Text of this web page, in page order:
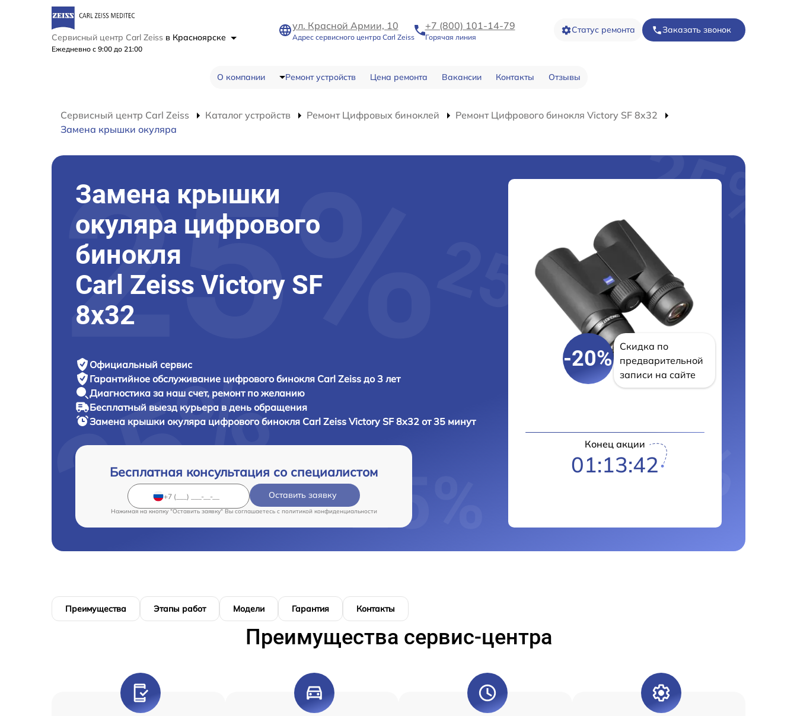
Сервисный центр Carl Zeiss в Красноярске
Ежедневно с 9:00 до 21:00
ул. Красной Армии, 10
Адрес сервисного центра Carl Zeiss
+7 (800) 101-14-79
Горячая линия
Статус ремонта Заказать звонок
О компании Ремонт устройств Цена ремонта Вакансии Контакты Отзывы
Сервисный центр Carl Zeiss Каталог устройств Ремонт Цифровых биноклей
Ремонт Цифрового бинокля Victory SF 8x32
Замена крышки окуляра
Замена крышки
окуляра цифрового
бинокля
Carl Zeiss Victory SF
8x32
Официальный сервис
Гарантийное обслуживание цифрового бинокля Carl Zeiss до 3 лет
Диагностика за наш счет, ремонт по желанию
Бесплатный выезд курьера в день обращения
Замена крышки окуляра цифрового бинокля Carl Zeiss Victory SF 8x32 от 35 минут
Бесплатная консультация со специалистом
Оставить заявку
Нажимая на кнопку "Оставить заявку" Вы соглашаетесь c политикой конфиденциальности
-20%
Скидка по
предварительной
записи на сайте
Конец акции
01:13:42
Преимущества Этапы работ Модели Гарантия Контакты
Преимущества сервис-центра